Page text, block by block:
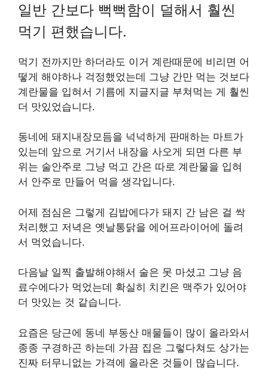
일반 간보다 뻑뻑함이 덜해서 훨씬
먹기 편했습니다.
먹기 전까지만 하더라도 이거 계란때문에 비리면 어
떻게 해야하나 걱정했었는데 그냥 간만 먹는 것보다
계란물을 입혀서 기름에 지글지글 부쳐먹는 게 훨씬
더 맛있었습니다.
동네에 돼지내장모듬을 넉넉하게 판매하는 마트가
있는데 앞으로 거기서 내장을 사오게 되면 다른 부
위는 술안주로 그냥 먹고 간은 따로 계란물을 입혀
서 안주로 만들어 먹을 생각입니다.
어제 점심은 그렇게 김밥에다가 돼지 간 남은 걸 싹
처리했고 저녁은 옛날통닭을 에어프라이어에 돌려
서 먹었습니다.
다음날 일찍 출발해야해서 술은 못 마셨고 그냥 음
료수에다가 먹었는데 확실히 치킨은 맥주가 있어야
더 맛있는 것 같습니다.
요즘은 당근에 동네 부동산 매물들이 많이 올라와서
종종 구경하곤 하는데 가끔 집은 그렇다쳐도 상가는
진짜 터무니없는 가격에 올라온 것들이 많습니다.